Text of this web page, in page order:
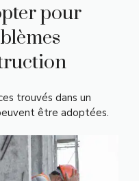
pour
trouvés dans un
être adoptées.